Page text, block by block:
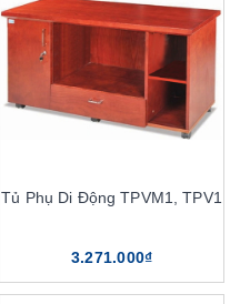
Tủ Phụ Di Động TPVM1, TPV1
3.271.000₫